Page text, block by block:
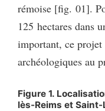
rémoise [fig. 01].
125 hectares dans
important, ce
archéologiques au
Figure 1.
lès-Reims et Saint-